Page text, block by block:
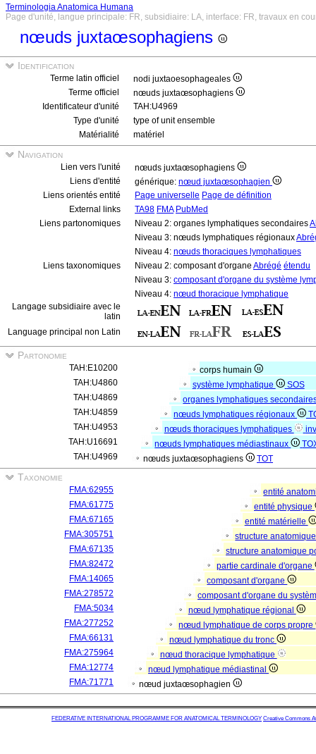
Terminologia Anatomica Humana
Page d'unité, langue principale: FR, subsidiaire: LA, interface: FR, travaux en
nœuds juxtaœsophagiens
Identification
Terme latin officiel
nodi juxtaoesophageales
Terme officiel
nœuds juxtaœsophagiens
Identificateur d'unité
TAH:U4969
Type d'unité
type of unit ensemble
Matérialité
matériel
Navigation
Lien vers l'unité
nœuds juxtaœsophagiens
Liens d'entité
générique: nœud juxtaœsophagien
Liens orientés entité
Page universelle Page de définition
External links
TA98 FMA PubMed
Liens partonomiques
Niveau 2: organes lymphatiques secondaires
Niveau 3: nœuds lymphatiques régionaux
Niveau 4: nœuds thoraciques lymphatiques
Liens taxonomiques
Niveau 2: composant d'organe Abrégé étendu
Niveau 3: composant d'organe du système
Niveau 4: nœud thoracique lymphatique
Langage subsidiaire avec le
latin
Language principal non Latin
Partonomie
TAH:E10200
corps humain
TAH:U4860
système lymphatique
SOS
TAH:U4869
organes lymphatiques
TAH:U4859
nœuds lymphatiques régionaux
TAH:U4953
nœuds thoraciques lymphatiques
inv
TAH:U16691
nœuds lymphatiques médiastinaux
TAH:U4969
nœuds juxtaœsophagiens TOT
Taxonomie
FMA:62955
entité
FMA:61775
entité physique
FMA:67165
entité matérielle
FMA:305751
structure
FMA:67135
structure anatomique
FMA:82472
partie cardinale d'organe
FMA:14065
composant d'organe
FMA:278572
composant d'organe du
FMA:5034
nœud lymphatique régional
FMA:277252
nœud lymphatique de corps propre
FMA:66131
nœud lymphatique du tronc
FMA:275964
nœud thoracique lymphatique
FMA:12774
nœud lymphatique médiastinal
FMA:71771
nœud juxtaœsophagien
FEDERATIVE INTERNATIONAL PROGRAMME FOR ANATOMICAL TERMINOLOGY Creative Commons